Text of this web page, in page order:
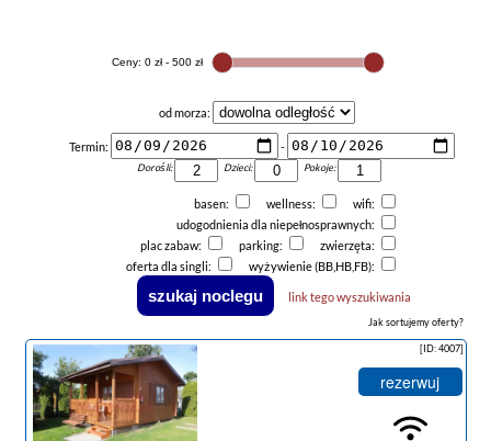
od morza:
Termin: -
Dorośli: Dzieci: Pokoje:
basen: wellness:
wifi:
udogodnienia dla niepełnosprawnych:
plac zabaw:
parking:
zwierzęta:
oferta dla singli:
wyżywienie (BB,HB,FB):
link tego wyszukiwania
Jak sortujemy oferty?
[ID: 4007]
rezerwuj